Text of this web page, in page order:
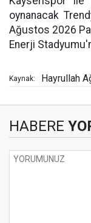
oynanacak
Ağustos 2026
Enerji
Kaynak: Hayrullah
HABERE